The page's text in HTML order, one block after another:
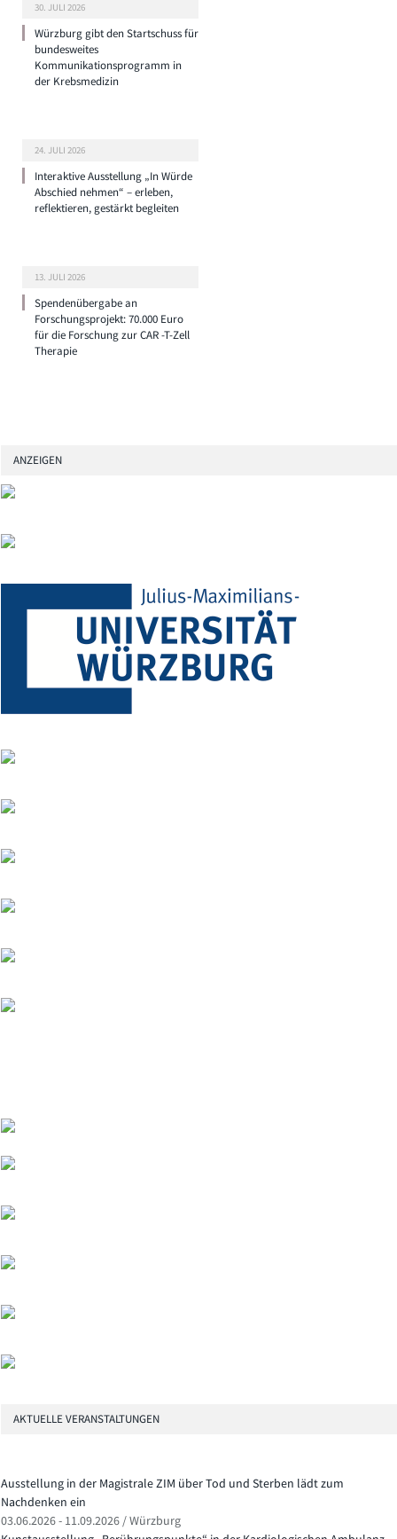
30. JULI 2026
Würzburg gibt den Startschuss für
bundesweites
Kommunikationsprogramm in
der Krebsmedizin
24. JULI 2026
Interaktive Ausstellung „In Würde
Abschied nehmen“ – erleben,
reflektieren, gestärkt begleiten
13. JULI 2026
Spendenübergabe an
Forschungsprojekt: 70.000 Euro
für die Forschung zur CAR -T-Zell
Therapie
ANZEIGEN
AKTUELLE VERANSTALTUNGEN
Ausstellung in der Magistrale ZIM über Tod und Sterben lädt zum
Nachdenken ein
03.06.2026 - 11.09.2026 / Würzburg